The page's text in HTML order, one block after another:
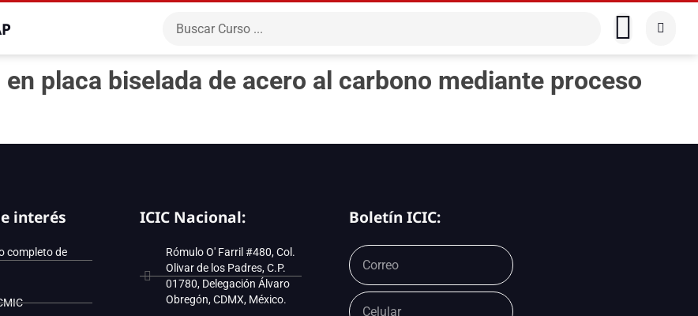
placa biselada de acero al carbono mediante proceso
interés
completo de
ICIC Nacional:
Rómulo O' Farril #480, Col.
Olivar de los Padres, C.P.
01780, Delegación Álvaro
Obregón, CDMX, México.
Boletín ICIC: